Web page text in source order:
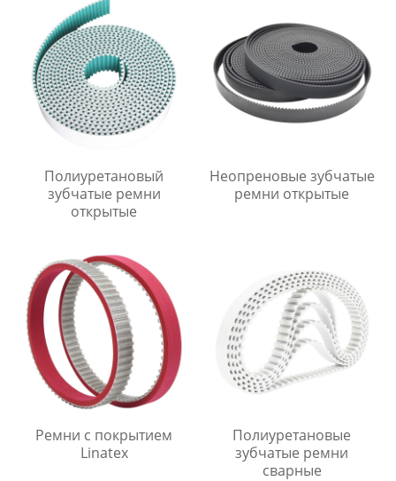
Полиуретановый
зубчатые ремни
открытые
Неопреновые зубчатые
ремни открытые
Ремни с покрытием
Linatex
Полиуретановые
зубчатые ремни
сварные